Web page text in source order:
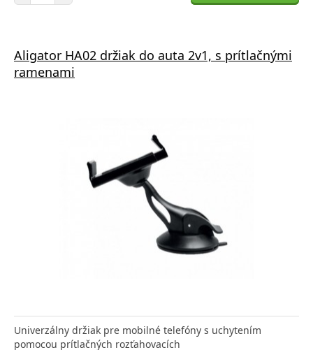
Aligator HA02 držiak do auta 2v1, s prítlačnými
ramenami
Univerzálny držiak pre mobilné telefóny s uchytením
pomocou prítlačných rozťahovacích